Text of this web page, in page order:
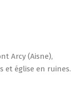
Arcy (Aisne),
et église en ruines.